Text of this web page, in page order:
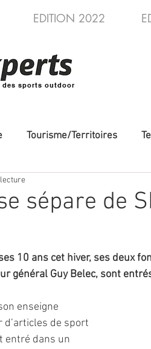
EDITION 2022
des sports outdoor
Tourisme/Territoires
sépare de
10 ans cet hiver, ses deux
général Guy Belec, sont
enseigne
de sport
entré dans un